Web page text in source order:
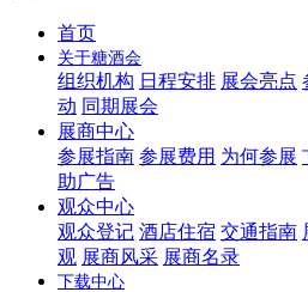
首页
关于糖酒会
组织机构 日程安排 展会亮点
动 同期展会
展商中心
参展指南 参展费用 为何参展
助广告
观众中心
观众登记 酒店住宿 交通指南
观 展商风采 展商名录
下载中心